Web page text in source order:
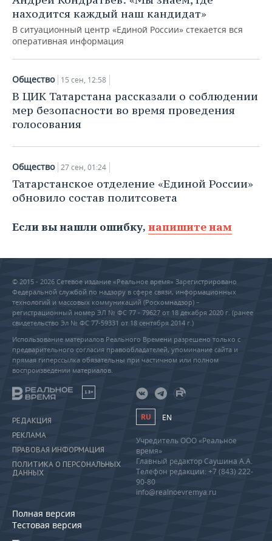
находится каждый наш кандидат»
В ситуационный центр «Единой России» стекается вся
оперативная информация
Общество 15 сен, 12:58
В ЦИК Татарстана рассказали о соблюдении
мер безопасности во время проведения
голосования
Общество 27 сен, 01:24
Татарстанское отделение «Единой России»
обновило состав политсовета
Если вы нашли ошибку, напишите нам
© 2015 - 2026 Сетевое издание «Реальное время» Зарегистрировано
Федеральной службой по надзору в сфере связи, информационных
технологий и массовых коммуникаций (Роскомнадзор) –
регистрационный номер ЭЛ № ФС 77 - 79627 от 18 декабря 2020 г. (ранее
свидетельство Эл № ФС 77-59331 от 18 сентября 2014 г.)
Использование материалов Реального Времени разрешено только с
предварительного согласия правообладателей, упоминание сайта и
прямая гиперссылка обязательны при частичном или полном
воспроизведении материалов.
18+
РЕДАКЦИЯ
РЕКЛАМА
ПРАВОВАЯ ИНФОРМАЦИЯ
ПОЛИТИКА О ПЕРСОНАЛЬНЫХ
ДАННЫХ
Полная версия
Тестовая версия
RU EN
Учредитель ООО «Реальное
время»
Главный редактор Саушина А.А.
Телефон редакции: +7 (843) 222-
90-80
info@realnoevremya.ru